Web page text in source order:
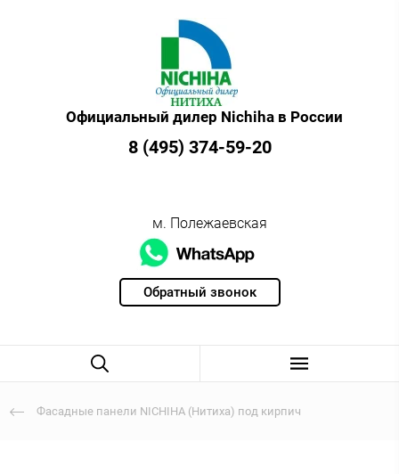
Обратный звонок
Официальный дилер Nichiha в России
8 (495) 374-59-20
м. Полежаевская
Фасадные панели NICHIHA (Нитиха) под кирпич